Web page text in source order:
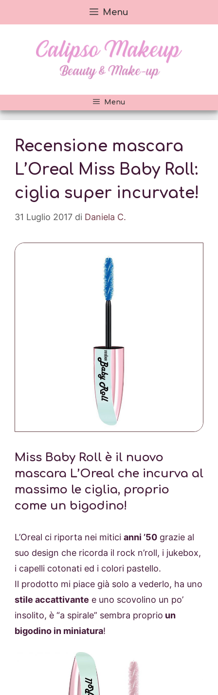
al
Menu
Menu
Recensione mascara
L’Oreal Miss Baby Roll:
ciglia super incurvate!
31 Luglio 2017 di Daniela C.
Miss Baby Roll è il nuovo
mascara L’Oreal che incurva al
massimo le ciglia, proprio
come un bigodino!
L’Oreal ci riporta nei mitici anni ’50 grazie al
suo design che ricorda il rock n’roll, i jukebox,
i capelli cotonati ed i colori pastello.
Il prodotto mi piace già solo a vederlo, ha uno
stile accattivante e uno scovolino un po’
insolito, è “a spirale” sembra proprio un
bigodino in miniatura!